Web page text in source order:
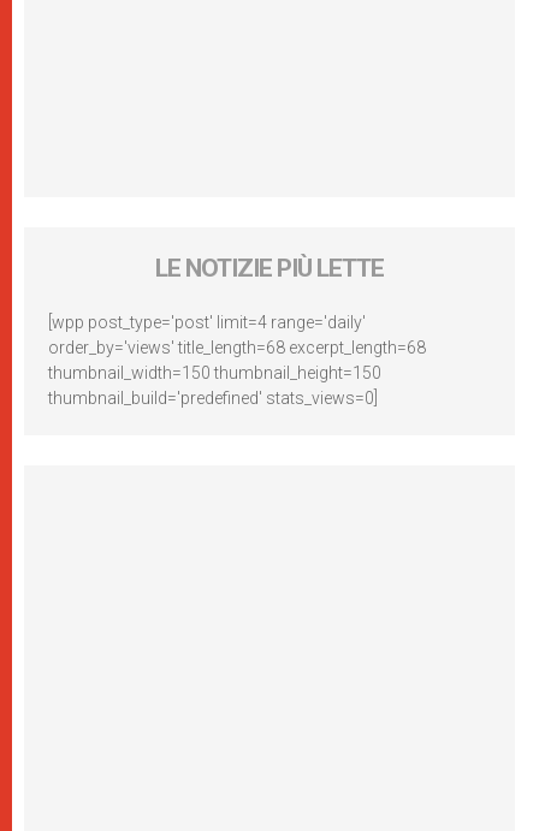
LE NOTIZIE PIÙ LETTE
[wpp post_type='post' limit=4 range='daily'
order_by='views' title_length=68 excerpt_length=68
thumbnail_width=150 thumbnail_height=150
thumbnail_build='predefined' stats_views=0]